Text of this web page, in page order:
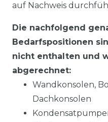
auf Nachweis
Die nachfolgend
Bedarfspositionen
nicht enthalten und
abgerechnet:
Wandkonsolen,
Dachkonsolen